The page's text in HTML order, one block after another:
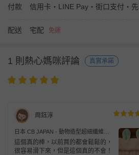
付款
配送 宅配 免運
1 則熱心媽咪評論 真實承諾
周鈺淳
日本 CB JAPAN - 動物造型超細纖維髮
帶-小白兔粉 (W220 X D150 X H20mm)
這個真的棒，以前買的都會鬆鬆的，
很容易滑下來，但是這個真的不會！